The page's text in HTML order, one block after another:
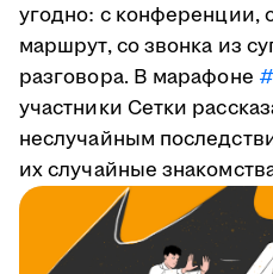
угодно: с конференции,
маршрут, со звонка из
разговора. В марафоне
участники Сетки
неслучайным
их случайные